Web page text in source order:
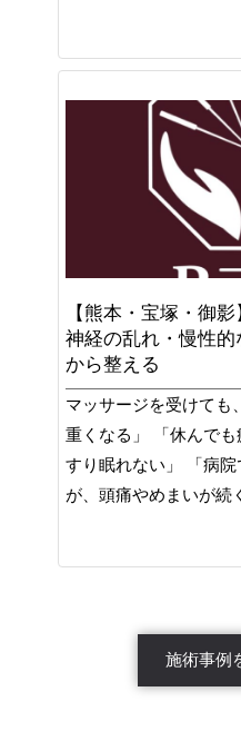
【熊本・宝塚・御
神経の乱れ・慢性
から整える
マッサージを受けても
重くなる」 「休んで
すり眠れない」 「病
が、頭痛やめまいが続
施術事例